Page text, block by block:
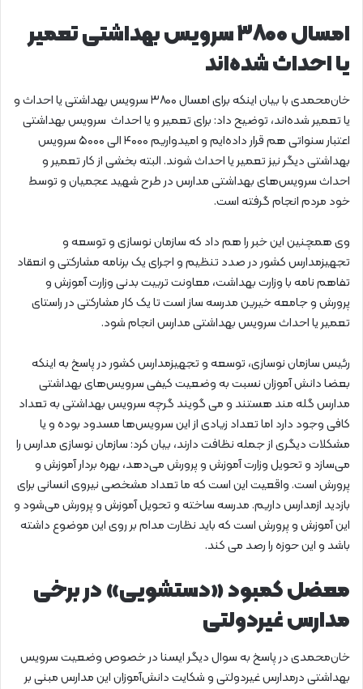
امسال ۳۸۰۰ سرویس بهداشتی تعمیر
یا احداث شده‌اند
خان‌محمدی با بیان اینکه برای امسال ۳۸۰۰ سرویس بهداشتی یا احداث و
یا تعمیر شده‌اند، توضیح داد: برای تعمیر و یا احداث سرویس بهداشتی
اعتبار سنواتی هم قرار داده‌ایم و امیدواریم ۴۰۰۰ الی ۵۰۰۰ سرویس
بهداشتی دیگر نیز تعمیر یا احداث شوند. البته بخشی از کار تعمیر و
احداث سرویس‌های بهداشتی مدارس در طرح شهید عجمیان و توسط
خود مردم انجام گرفته است.
وی همچنین این خبر را هم داد که سازمان نوسازی و توسعه و
تجهیزمدارس کشور در صدد تنظیم و اجرای یک برنامه مشارکتی و انعقاد
تفاهم نامه با وزارت بهداشت، معاونت تربیت بدنی وزارت آموزش و
پرورش و جامعه خیرین مدرسه ساز است تا یک کار مشارکتی در راستای
تعمیر یا احداث سرویس بهداشتی مدارس انجام شود.
رئیس سازمان نوسازی، توسعه و تجهیزمدارس کشور در پاسخ به اینکه
بعضا دانش آموزان نسبت به وضعیت کیفی سرویس‌های بهداشتی
مدارس گله مند هستند و می گویند گرچه سرویس بهداشتی به تعداد
کافی وجود دارد اما تعداد زیادی از این سرویس‌ها مسدود بوده و یا
مشکلات دیگری از جمله نظافت دارند، بیان کرد: سازمان نوسازی مدارس را
می‌سازد و تحویل وزارت آموزش و پرورش می‌دهد، بهره بردار آموزش و
پرورش است. واقعیت این است که ما تعداد مشخصی نیروی انسانی برای
بازدید ازمدارس داریم. مدرسه ساخته و تحویل آموزش و پرورش می‌شود و
این آموزش و پرورش است که باید نظارت مدام بر روی این موضوع داشته
باشد و این حوزه را رصد می کند.
معضل کمبود «دستشویی» در برخی
مدارس غیردولتی
خان‌محمدی در پاسخ به سوال دیگر ایسنا در خصوص وضعیت سرویس
بهداشتی درمدارس غیردولتی و شکایت دانش‌آموزان این مدارس مبنی بر